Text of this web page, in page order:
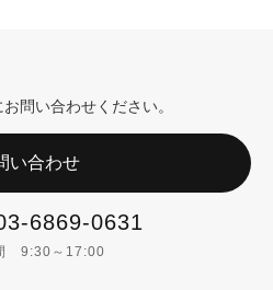
問い合わせください。
い合わせ
6869-0631
9:30～17:00